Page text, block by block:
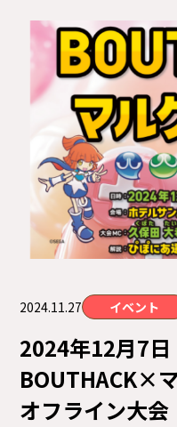
受注
サイト
プライ
ご利用
2024.11.27 イベント
2024年12月7
BOUTHACK×
オフライン大会